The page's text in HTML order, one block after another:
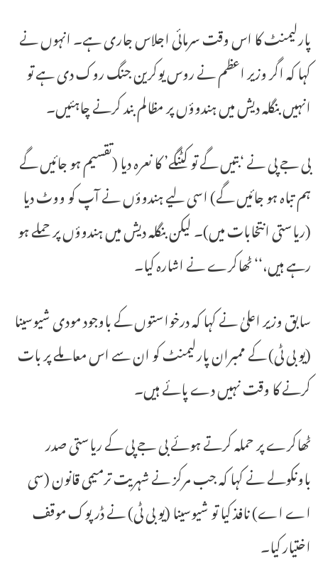
پارلیمنٹ کا اس وقت سرمائی اجلاس جاری ہے۔ انہوں نے
کہا کہ اگر وزیر اعظم نے روس یوکرین جنگ روک دی ہے تو
انہیں بنگلہ دیش میں ہندوؤں پر مظالم بند کرنے چاہئیں۔
بی جے پی نے ‘بتیں گے تو کٹنگے’ کا نعرہ دیا (تقسیم ہو جائیں گے
ہم تباہ ہو جائیں گے) اسی لیے ہندوؤں نے آپ کو ووٹ دیا
(ریاستی انتخابات میں)۔ لیکن بنگلہ دیش میں ہندوؤں پر حملے ہو
رہے ہیں،‘‘ ٹھاکرے نے اشارہ کیا۔
سابق وزیر اعلیٰ نے کہا کہ درخواستوں کے باوجود مودی شیوسینا
(یو بی ٹی) کے ممبران پارلیمنٹ کو ان سے اس معاملے پر بات
کرنے کا وقت نہیں دے پائے ہیں۔
ٹھاکرے پر حملہ کرتے ہوئے بی جے پی کے ریاستی صدر
باونکولے نے کہا کہ جب مرکز نے شہریت ترمیمی قانون (سی
اے اے) نافذ کیا تو شیوسینا (یو بی ٹی) نے ڈرپوک موقف
اختیار کیا۔